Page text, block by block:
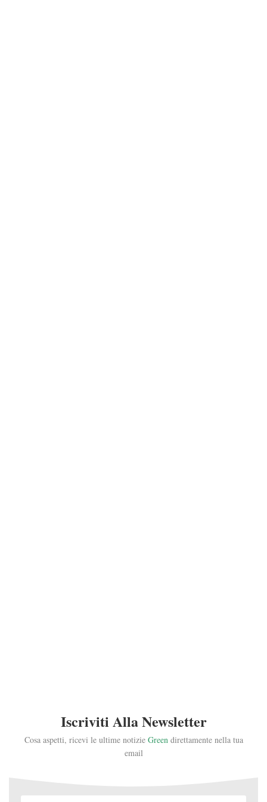
Iscriviti Alla Newsletter
Cosa aspetti, ricevi le ultime notizie Greendirettamente nella tua
email